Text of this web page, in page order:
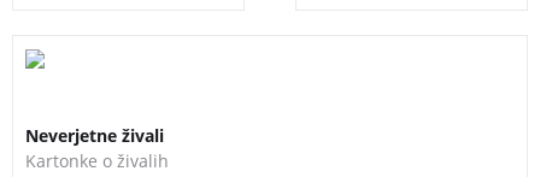
Neverjetne živali
Kartonke o živalih